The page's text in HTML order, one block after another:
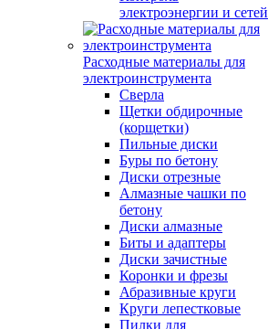
электроэнергии и сетей
Расходные материалы для
электроинструмента
Сверла
Щетки обдирочные
(корщетки)
Пильные диски
Буры по бетону
Диски отрезные
Алмазные чашки по
бетону
Диски алмазные
Биты и адаптеры
Диски зачистные
Коронки и фрезы
Абразивные круги
Круги лепестковые
Пилки для